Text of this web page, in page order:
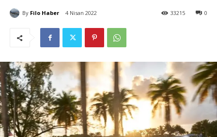
By Filo Haber 4 Nisan 2022 0
33215